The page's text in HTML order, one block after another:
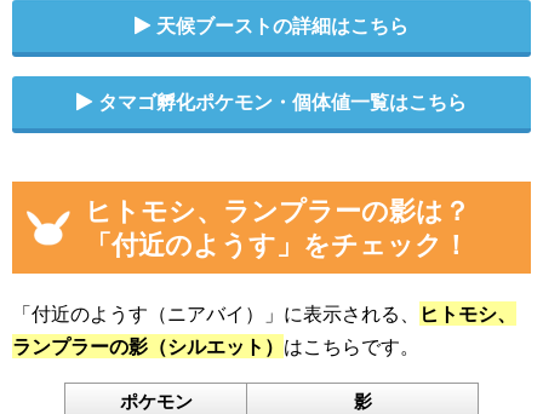
天候ブーストの詳細はこちら
タマゴ孵化ポケモン・個体値一覧はこちら
ヒトモシ、ランプラーの影は？
「付近のようす」をチェック！
「付近のようす（ニアバイ）」に表示される、
ヒトモシ、
ランプラーの影（シルエット） はこちらです。
ポケモン 影